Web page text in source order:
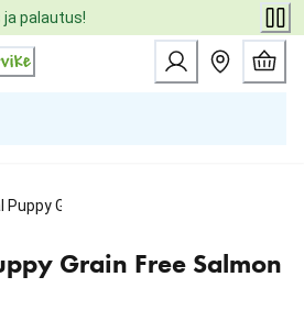
palautus!
Grain Free Salmon & Lamb
Grain Free Salmon